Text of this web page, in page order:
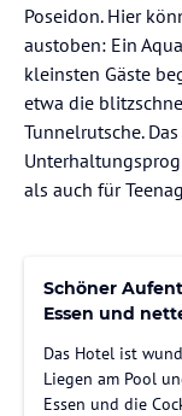
Poseidon. Hier
austoben: Ein
kleinsten Gäste
etwa die
Tunnelrutsche.
als auch für
Schöner
Essen und
Das Hotel ist
Liegen am Pool
Essen und die